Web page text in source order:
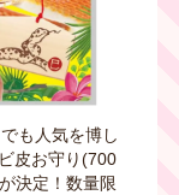
も人気を博し
皮お守り(700
決定！数量限